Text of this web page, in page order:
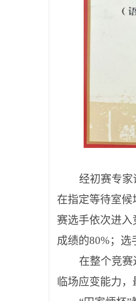
经初赛专家
在指定等待室
赛选手依次进
成绩的80%；选
在整个竞
临场应变能力，